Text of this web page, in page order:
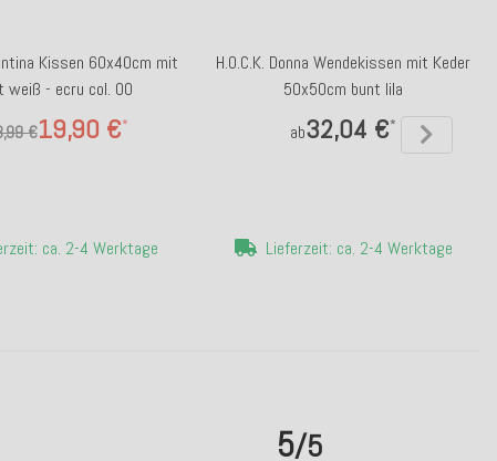
5/5
Kissen 60x40cm mit
weiß - ecru col. 00
19,90 €*
€
ca. 2-4 Werktage
H.O.C.K. Donna Wendekissen mit Keder
50x50cm bunt lila
ab32,04 €*
Lieferzeit: ca. 2-4 Werktage